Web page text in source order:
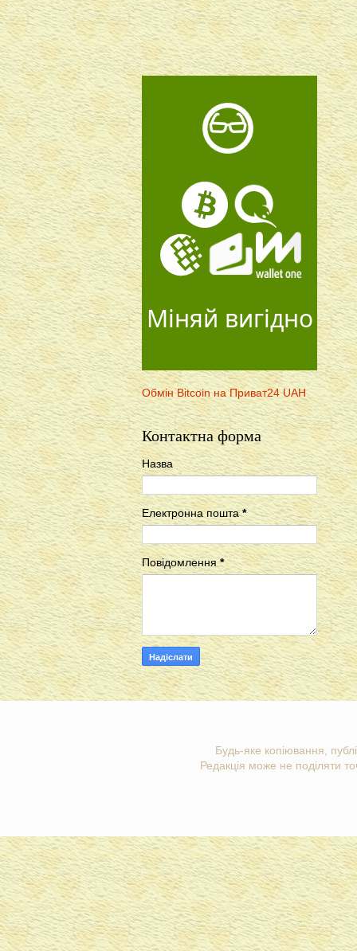
Міняй вигідно
Обмін Bitcoin на Приват24 UAH
Контактна форма
Назва
Електронна пошта*
Повідомлення*
Будь-яке копіювання,
Редакція може не поділяти